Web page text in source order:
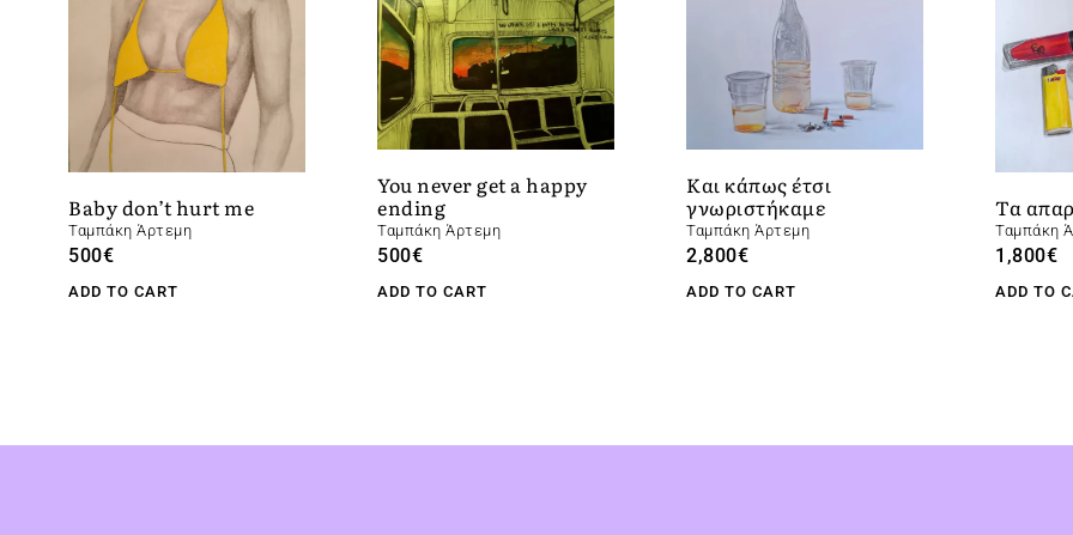
Baby don’t hurt me
Ταμπάκη Άρτεμη
500€
ADD TO CART
You never get a happy
ending
Ταμπάκη Άρτεμη
500€
ADD TO CART
Και κάπως έτσι
γνωριστήκαμε
Ταμπάκη Άρτεμη
2,800€
ADD TO CART
Τα
Ταμπάκη
1,800€
ADD TO